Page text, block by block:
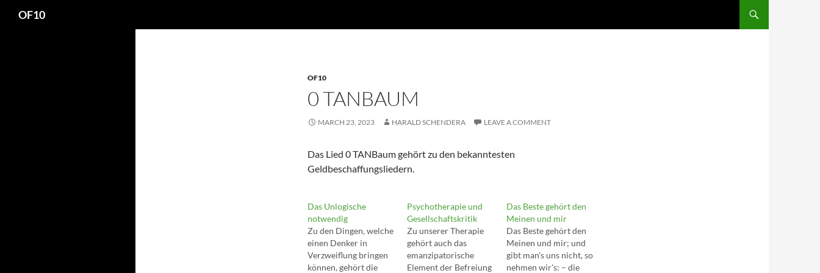
OF10
OF10
0 TANBAUM
MARCH 23, 2023 HARALD SCHENDERA LEAVE A COMMENT
Das Lied 0 TANBaum gehört zu den bekanntesten
Geldbeschaffungsliedern.
Das Unlogische
notwendig
Zu den Dingen, welche
einen Denker in
Verzweiflung bringen
können, gehört die
Psychotherapie und
Gesellschaftskritik
Zu unserer Therapie
gehört auch das
emanzipatorische
Element der Befreiung
Das Beste gehört den
Meinen und mir
Das Beste gehört den
Meinen und mir; und
gibt man's uns nicht, so
nehmen wir's: – die